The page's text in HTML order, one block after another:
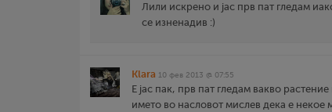
Лили искрено и јас прв пат гледам
се изненадив :)
Klara 10 фев 2013 @ 07:55
Е јас пак, прв пат гледам вакво
името во насловот мислев дека е некое